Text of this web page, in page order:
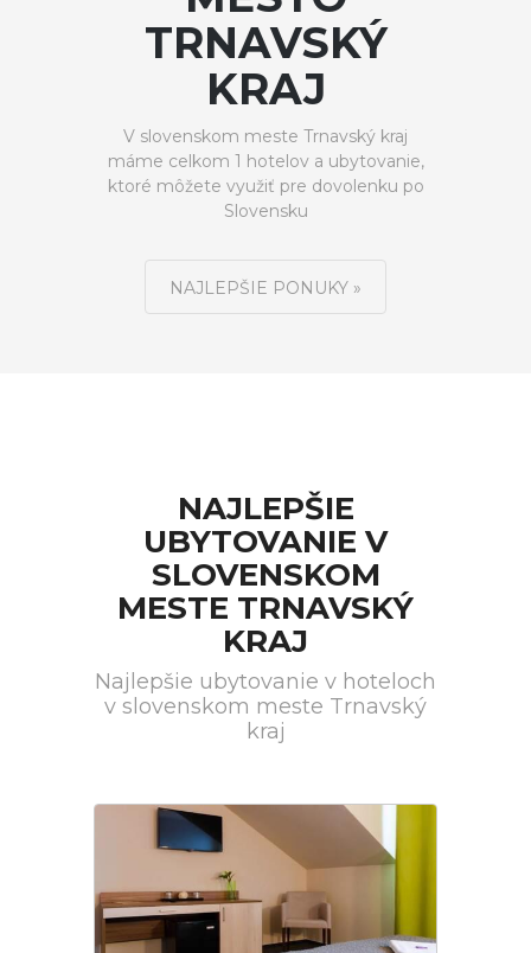
TRNAVSKÝ
KRAJ
V slovenskom meste Trnavský kraj
máme celkom 1 hotelov a ubytovanie,
ktoré môžete využiť pre dovolenku po
Slovensku
NAJLEPŠIE PONUKY »
NAJLEPŠIE
UBYTOVANIE V
SLOVENSKOM
MESTE TRNAVSKÝ
KRAJ
Najlepšie ubytovanie v hoteloch
v slovenskom meste Trnavský
kraj